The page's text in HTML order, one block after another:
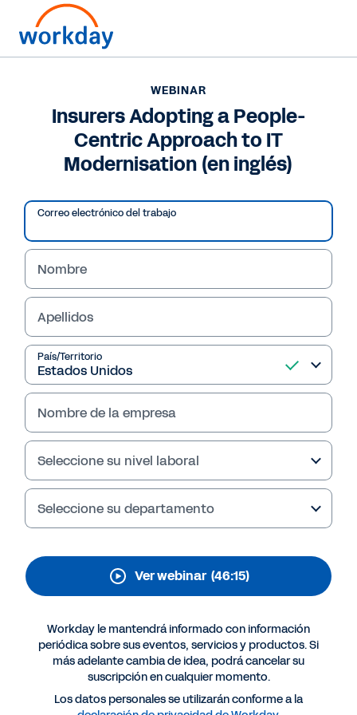
WEBINAR
Insurers Adopting a People-Centric Approach to IT
Modernisation (en inglés)
WEBINAR
Insurers Adopting a People-
Centric Approach to IT
Modernisation (en inglés)
Correo electrónico del trabajo
Nombre
Apellidos
País/Territorio
Nombre de la empresa
Seleccione su nivel laboral
Seleccione su departamento
Ver webinar (46:15)
Workday le mantendrá informado con información
periódica sobre sus eventos, servicios y productos. Si
más adelante cambia de idea, podrá cancelar su
suscripción en cualquier momento.
Los datos personales se utilizarán conforme a la